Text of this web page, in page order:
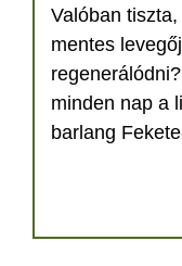
Valóban
mentes
minden nap a
barlang